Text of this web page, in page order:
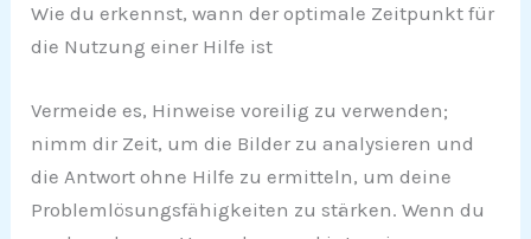
Wie du erkennst, wann der optimale Zeitpunkt für
die Nutzung einer Hilfe ist
Vermeide es, Hinweise voreilig zu verwenden;
nimm dir Zeit, um die Bilder zu analysieren und
die Antwort ohne Hilfe zu ermitteln, um deine
Problemlösungsfähigkeiten zu stärken. Wenn du